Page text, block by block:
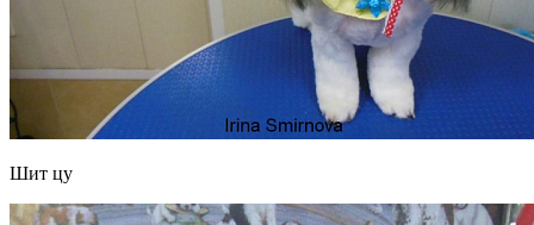
Шит цу